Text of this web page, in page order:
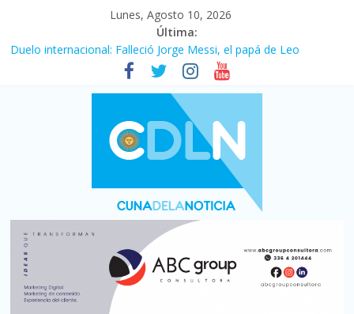
Lunes, Agosto 10, 2026
Última:
Duelo internacional: Falleció Jorge Messi, el papá de Leo
El consumo sigue frenado: las ventas minoristas cayeron 3,8 en
julio y acumulan siete meses en baja
Newell’s cayó 2 a 1 ante Defensa y Justicia en Florencio Varela
por la cuarta fecha del Clausura
El agro argentino logró un récord histórico de exportaciones en
el primer semestre de 2026
La construcción cayó 4,1% en junio y registró su cuarta baja del